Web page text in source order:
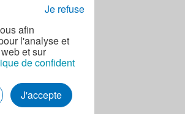
afin
l'analyse et
et sur
de confident
J'accepte
Je refuse